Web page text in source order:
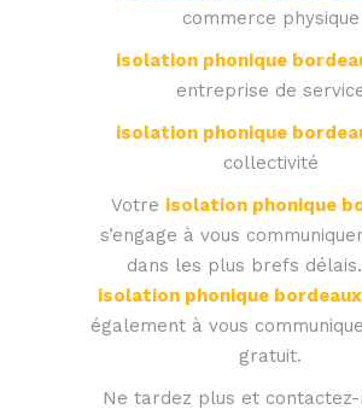
commerce physique
isolation phonique
entreprise de
isolation phonique
collectivité
Votre isolation phonique
s’engage à vous
dans les plus brefs
isolation phonique bordeaux
également à vous
gratuit.
Ne tardez plus et contactez-